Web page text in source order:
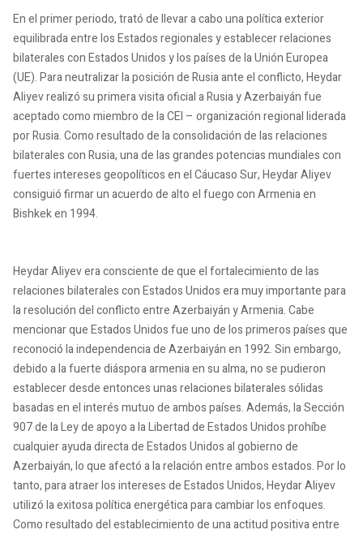
En el primer periodo, trató de llevar a cabo una política exterior
equilibrada entre los Estados regionales y establecer relaciones
bilaterales con Estados Unidos y los países de la Unión Europea
(UE). Para neutralizar la posición de Rusia ante el conflicto, Heydar
Aliyev realizó su primera visita oficial a Rusia y Azerbaiyán fue
aceptado como miembro de la CEI – organización regional liderada
por Rusia. Como resultado de la consolidación de las relaciones
bilaterales con Rusia, una de las grandes potencias mundiales con
fuertes intereses geopolíticos en el Cáucaso Sur, Heydar Aliyev
consiguió firmar un acuerdo de alto el fuego con Armenia en
Bishkek en 1994.
Heydar Aliyev era consciente de que el fortalecimiento de las
relaciones bilaterales con Estados Unidos era muy importante para
la resolución del conflicto entre Azerbaiyán y Armenia. Cabe
mencionar que Estados Unidos fue uno de los primeros países que
reconoció la independencia de Azerbaiyán en 1992. Sin embargo,
debido a la fuerte diáspora armenia en su alma, no se pudieron
establecer desde entonces unas relaciones bilaterales sólidas
basadas en el interés mutuo de ambos países. Además, la Sección
907 de la Ley de apoyo a la Libertad de Estados Unidos prohíbe
cualquier ayuda directa de Estados Unidos al gobierno de
Azerbaiyán, lo que afectó a la relación entre ambos estados. Por lo
tanto, para atraer los intereses de Estados Unidos, Heydar Aliyev
utilizó la exitosa política energética para cambiar los enfoques.
Como resultado del establecimiento de una actitud positiva entre